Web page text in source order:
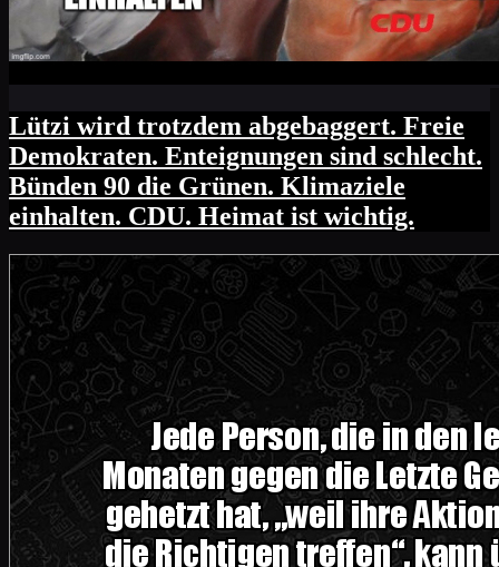
Lützi wird trotzdem abgebaggert. Freie
Demokraten. Enteignungen sind schlecht.
Bünden 90 die Grünen. Klimaziele
einhalten. CDU. Heimat ist wichtig.